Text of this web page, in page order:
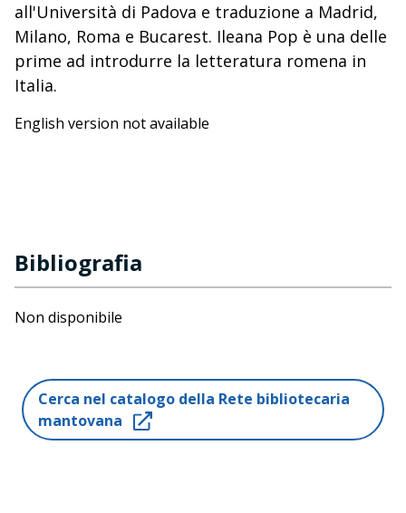
all'Università di Padova e traduzione a Madrid,
Milano, Roma e Bucarest. Ileana Pop è una delle
prime ad introdurre la letteratura romena in
Italia.
English version not available
Bibliografia
Non disponibile
Cerca nel catalogo della Rete bibliotecaria
mantovana